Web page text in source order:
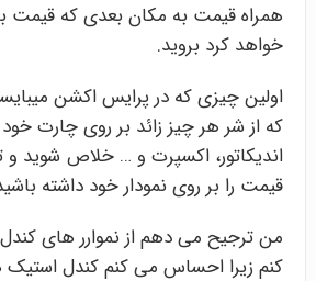
همراه قیمت به مکان بعدی که قیمت
خواهد کرد بروید.
اولین چیزی که در پرایس اکشن
که از شر هر چیز زائد بر روی چارت
اندیکاتور، اکسپرت و … خلاص شوید و
قیمت را بر روی نمودار خود داشته
من ترجیح می دهم از نموارر های
کنم زیرا احساس می کنم کندل استیک